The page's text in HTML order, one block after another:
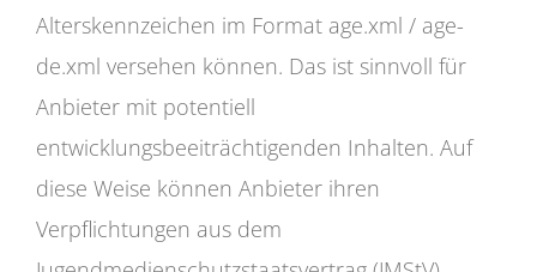
Alterskennzeichen im Format age.xml / age-
de.xml versehen können. Das ist sinnvoll für
Anbieter mit potentiell
entwicklungsbeeiträchtigenden Inhalten. Auf
diese Weise können Anbieter ihren
Verpflichtungen aus dem